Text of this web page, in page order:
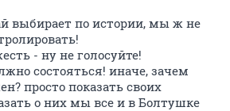
выбирает по истории, мы ж не
- ну не голосуйте!
состояться! иначе, зачем
просто показать своих
о них мы все и в Болтушке